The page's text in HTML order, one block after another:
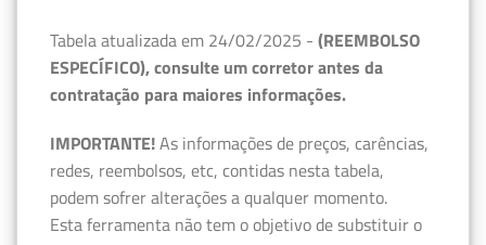
Tabela atualizada em 24/02/2025 - (REEMBOLSO
ESPECÍFICO), consulte um corretor antes da
contratação para maiores informações.
IMPORTANTE!As informações de preços, carências,
redes, reembolsos, etc, contidas nesta tabela,
podem sofrer alterações a qualquer momento.
Esta ferramenta não tem o objetivo de substituir o